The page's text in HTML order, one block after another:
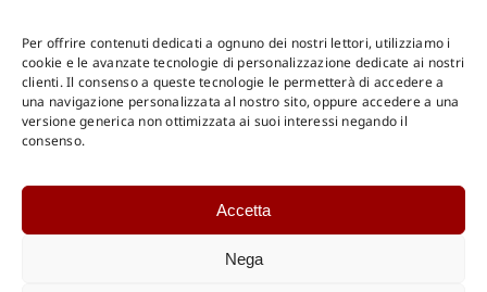
Per offrire contenuti dedicati a ognuno dei nostri lettori, utilizziamo i
cookie e le avanzate tecnologie di personalizzazione dedicate ai nostri
clienti. Il consenso a queste tecnologie le permetterà di accedere a
una navigazione personalizzata al nostro sito, oppure accedere a una
versione generica non ottimizzata ai suoi interessi negando il
consenso.
Accetta
Nega
Shop Gangemi Editore-Pagamenti Sicuri e anche Rateali
Catalogo Internazionale